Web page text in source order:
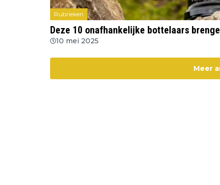
Rubrieken
Deze 10 onafhankelijke bottelaars
10 mei 2025
Meer